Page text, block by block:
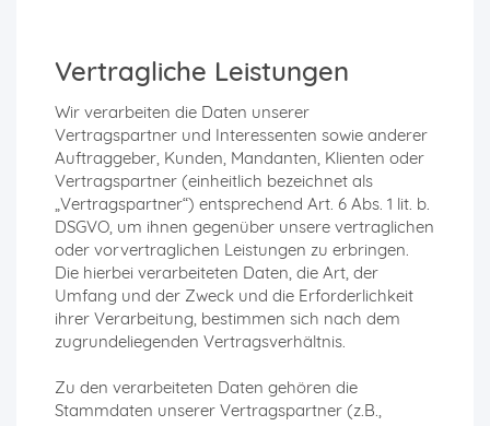
Vertragliche Leistungen
Wir verarbeiten die Daten unserer
Vertragspartner und Interessenten sowie anderer
Auftraggeber, Kunden, Mandanten, Klienten oder
Vertragspartner (einheitlich bezeichnet als
„Vertragspartner“) entsprechend Art. 6 Abs. 1 lit. b.
DSGVO, um ihnen gegenüber unsere vertraglichen
oder vorvertraglichen Leistungen zu erbringen.
Die hierbei verarbeiteten Daten, die Art, der
Umfang und der Zweck und die Erforderlichkeit
ihrer Verarbeitung, bestimmen sich nach dem
zugrundeliegenden Vertragsverhältnis.
Zu den verarbeiteten Daten gehören die
Stammdaten unserer Vertragspartner (z.B.,